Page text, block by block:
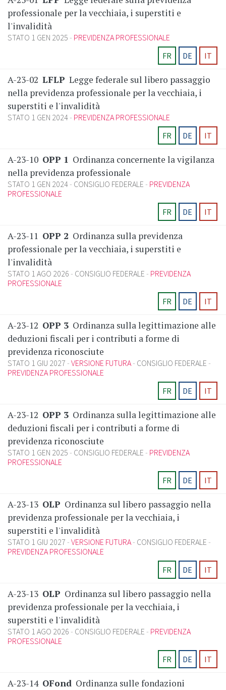
professionale per la vecchiaia, i superstiti e
l'invalidità
STATO 1 GEN 2025
PREVIDENZA PROFESSIONALE
FR
DE IT
A-23-02 LFLP Legge federale sul libero passaggio
nella previdenza professionale per la vecchiaia, i
superstiti e l'invalidità
STATO 1 GEN 2024 PREVIDENZA PROFESSIONALE
FR
DE IT
A-23-10 OPP 1 Ordinanza concernente la vigilanza
nella previdenza professionale
STATO 1 GEN 2024 CONSIGLIO FEDERALE
PREVIDENZA
PROFESSIONALE
FR
DE IT
A-23-11 OPP 2 Ordinanza sulla previdenza
professionale per la vecchiaia, i superstiti e
l'invalidità
STATO 1 AGO 2026 CONSIGLIO FEDERALE
PREVIDENZA
PROFESSIONALE
FR
DE IT
A-23-12 OPP 3 Ordinanza sulla legittimazione alle
deduzioni fiscali per i contributi a forme di
previdenza riconosciute
STATO 1 GIU 2027 VERSIONE FUTURA CONSIGLIO FEDERALE
PREVIDENZA PROFESSIONALE
FR
DE IT
A-23-12 OPP 3 Ordinanza sulla legittimazione alle
deduzioni fiscali per i contributi a forme di
previdenza riconosciute
STATO 1 GEN 2025 CONSIGLIO FEDERALE
PREVIDENZA
PROFESSIONALE
FR
DE IT
A-23-13 OLP Ordinanza sul libero passaggio nella
previdenza professionale per la vecchiaia, i
superstiti e l'invalidità
STATO 1 GIU 2027 VERSIONE FUTURA CONSIGLIO FEDERALE
PREVIDENZA PROFESSIONALE
FR
DE IT
A-23-13 OLP Ordinanza sul libero passaggio nella
previdenza professionale per la vecchiaia, i
superstiti e l'invalidità
STATO 1 AGO 2026 CONSIGLIO FEDERALE
PREVIDENZA
PROFESSIONALE
FR
DE IT
A-23-14 OFond Ordinanza sulle fondazioni